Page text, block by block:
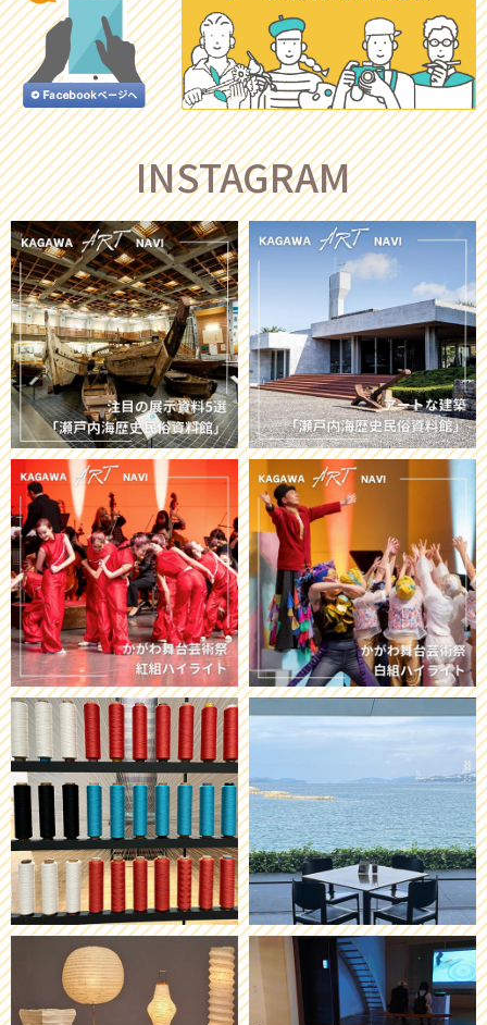
INSTAGRAM